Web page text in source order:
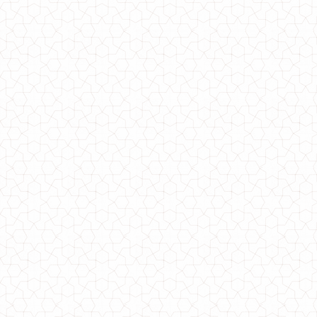
Стильне замшеве плаття із вишивкою
750.00грн.